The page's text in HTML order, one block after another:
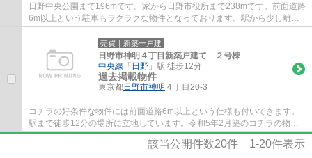
日野中央公園まで196mです。家から日野市役所まで238mです。前面道路
6m以上という駐車もラクラクな物件となっております。駅から少し離れ
た、駅徒歩13分圏内の物件です。chuo-dwell@kb...
売買｜新築一戸建
日野市神明４丁目新築戸建て ２号棟
中央線 「 日野 」駅 徒歩12分
過去掲載物件
東京都日野市神明 ４丁目20-3
コチラの好条件な物件には前面道路6m以上という仕様も付いてきます。
駅まで徒歩12分の場所に立地しています。令和5年2月築のコチラの物件
は、落ち着きのある室内が魅力的です。こちら...
該当公開件数20件 1-20件表示